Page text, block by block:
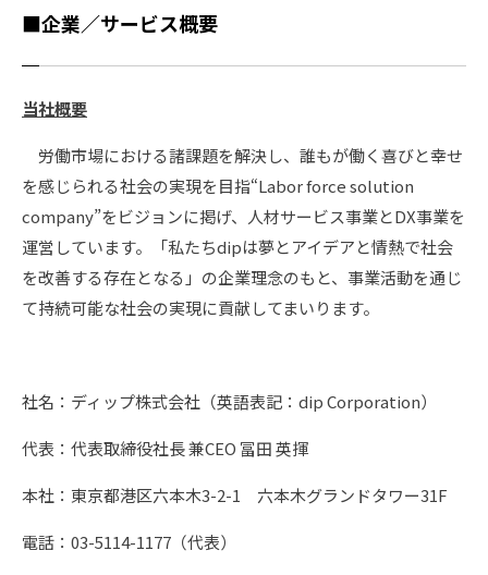
■企業／サービス概要
当社概要
労働市場における諸課題を解決し、誰もが働く喜びと幸せ
を感じられる社会の実現を目指“Labor force solution
company”をビジョンに掲げ、人材サービス事業とDX事業を
運営しています。「私たちdipは夢とアイデアと情熱で社会
を改善する存在となる」の企業理念のもと、事業活動を通じ
て持続可能な社会の実現に貢献してまいります。
社名：ディップ株式会社（英語表記：dip Corporation）
代表：代表取締役社長 兼CEO 冨田 英揮
本社：東京都港区六本木3-2-1 六本木グランドタワー31F
電話：03-5114-1177（代表）